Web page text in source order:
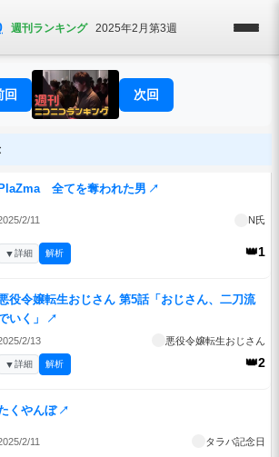
週刊ランキング 2025年2月第3週
回 次回
PlaZma 全てを奪われた男 ↗
2/11 N氏
👑1
▼詳細 解析
役令嬢転生おじさん 第5話「おじさん、二刀流
いく」
↗
2/13 悪役令嬢転生おじさん
👑2
▼詳細 解析
くやんぼ ↗
2/11 タラバ記念日